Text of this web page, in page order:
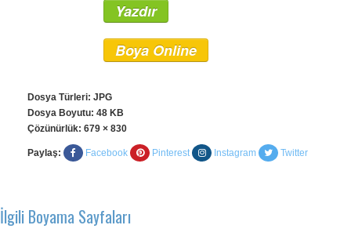
Yazdır
Boya Online
Dosya Türleri: JPG
Dosya Boyutu: 48 KB
Çözünürlük: 679 × 830
Paylaş: Facebook Pinterest Instagram Twitter
İlgili Boyama Sayfaları